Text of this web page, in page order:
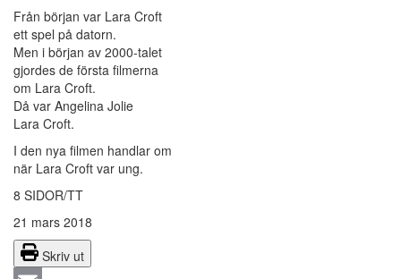
Från början var Lara Croft
ett spel på datorn.
Men i början av 2000-talet
gjordes de första filmerna
om Lara Croft.
Då var Angelina Jolie
Lara Croft.
I den nya filmen handlar om
när Lara Croft var ung.
8 SIDOR/TT
21 mars 2018
Skriv ut